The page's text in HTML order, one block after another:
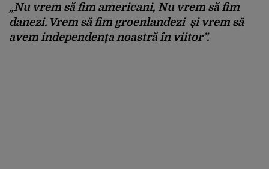
„Nu vrem să fim americani, Nu vrem să fim
danezi. Vrem să fim groenlandezi și vrem să
avem independența noastră în viitor”.